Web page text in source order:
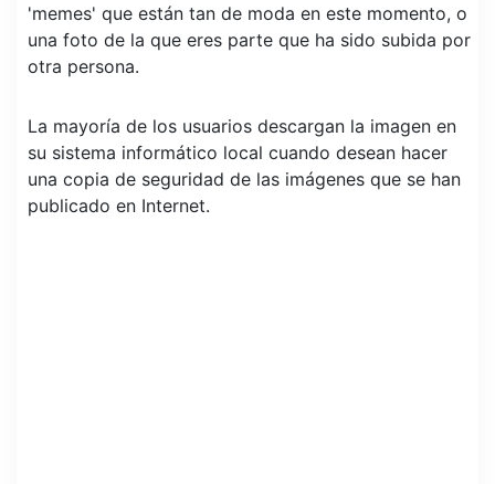
'memes' que están tan de moda en este momento, o
una foto de la que eres parte que ha sido subida por
otra persona.
La mayoría de los usuarios descargan la imagen en
su sistema informático local cuando desean hacer
una copia de seguridad de las imágenes que se han
publicado en Internet.